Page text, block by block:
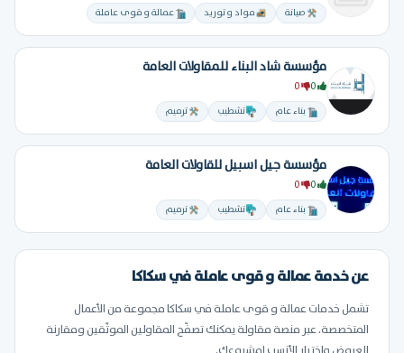
صيانة مواد و توريد عمالة و قوى عاملة
مؤسسة شاد البناء للمقاولات العامة
بناء عام تشطيب ترميم
مؤسسة جيل اسبيل للقاولات العامة
بناء عام تشطيب ترميم
عن خدمة عمالة و قوى عاملة في سكاكا
تشمل خدمات عمالة و قوى عاملة في سكاكا مجموعة من الأعمال
المتخصصة. عبر منصة مقاولة يمكنك تصفّح المقاولين الموثّقين ومقارنة